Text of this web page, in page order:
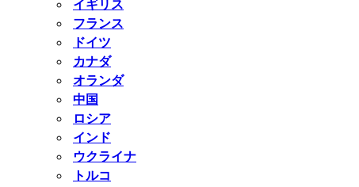
イギリス
フランス
ドイツ
カナダ
オランダ
中国
ロシア
インド
ウクライナ
トルコ